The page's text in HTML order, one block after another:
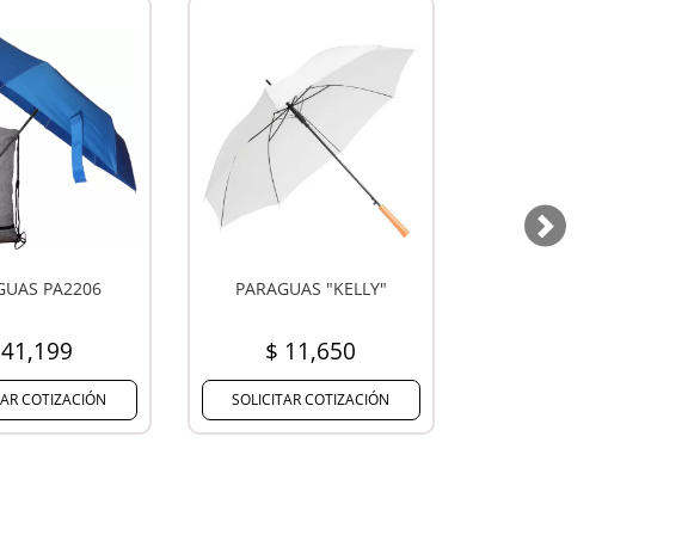
PARAGUAS PA2722
SOLICITAR COTIZACIÓN
Next